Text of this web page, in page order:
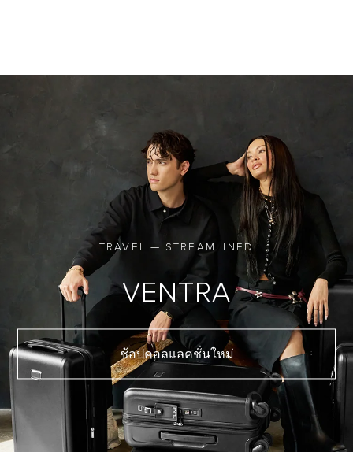
TRAVEL — STREAMLINED
VENTRA
ช้อปคอลแลคชั่นใหม่